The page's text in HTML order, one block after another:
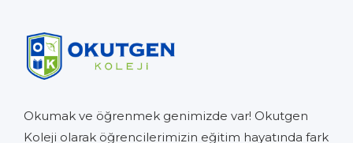
Okumak ve öğrenmek genimizde var! Okutgen
Koleji olarak öğrencilerimizin eğitim hayatında fark